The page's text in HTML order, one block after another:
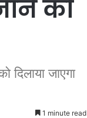
को
जाएगा
1 minute read